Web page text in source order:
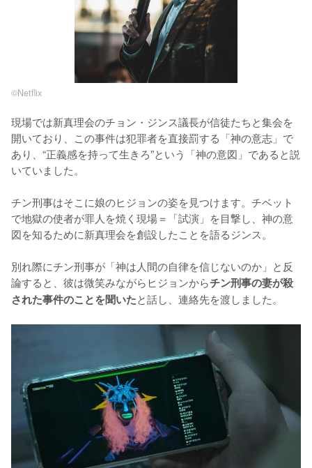
©︎Netflix
現場では新真理会のチョン・ジンス議長が信徒たちと集会を
開いており、この事件は犯罪者を直接罰する「神の意志」で
あり、“正義感を持って生きろ”という「神の意図」であると説
いていました。
チン刑事はそこに娘のヒジョンの姿を見つけます。チベット
で地獄の使者が罪人を焼く現場＝「試演」を目撃し、神の意
図を知るために新真理会を創設したことを語るジンス。
別れ際にチン刑事が「神は人間の自律を信じないのか」と反
論すると、彼は微笑みながらヒジョンからチン刑事の妻が殺
された事件のことを聞いたと話し、連絡先を渡しました。